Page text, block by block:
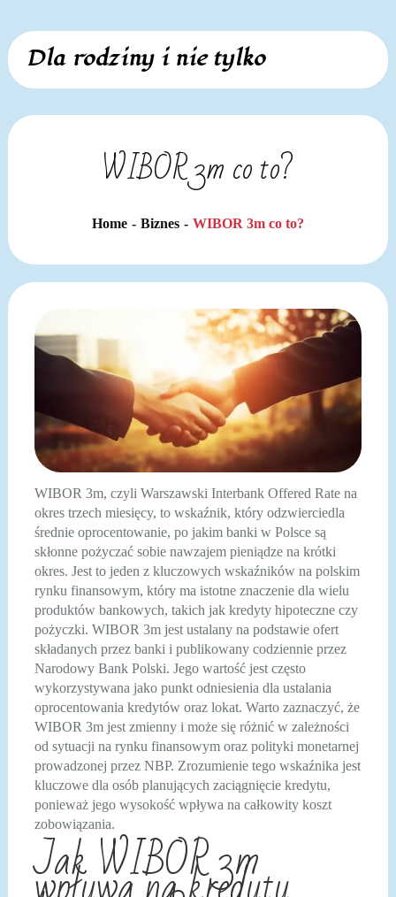
Skip
content
Dla rodziny i nie tylko
WIBOR 3m co to?
Home Biznes WIBOR 3m co to?
WIBOR 3m, czyli Warszawski Interbank Offered Rate na
okres trzech miesięcy, to wskaźnik, który odzwierciedla
średnie oprocentowanie, po jakim banki w Polsce są
skłonne pożyczać sobie nawzajem pieniądze na krótki
okres. Jest to jeden z kluczowych wskaźników na polskim
rynku finansowym, który ma istotne znaczenie dla wielu
produktów bankowych, takich jak kredyty hipoteczne czy
pożyczki. WIBOR 3m jest ustalany na podstawie ofert
składanych przez banki i publikowany codziennie przez
Narodowy Bank Polski. Jego wartość jest często
wykorzystywana jako punkt odniesienia dla ustalania
oprocentowania kredytów oraz lokat. Warto zaznaczyć, że
WIBOR 3m jest zmienny i może się różnić w zależności
od sytuacji na rynku finansowym oraz polityki monetarnej
prowadzonej przez NBP. Zrozumienie tego wskaźnika jest
kluczowe dla osób planujących zaciągnięcie kredytu,
ponieważ jego wysokość wpływa na całkowity koszt
zobowiązania.
Jak WIBOR 3m